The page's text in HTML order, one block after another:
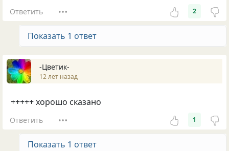
Ответить 2
Показать 1 ответ
-Цветик-
12 лет назад
+++++ хорошо сказано
Ответить 1
Показать 1 ответ